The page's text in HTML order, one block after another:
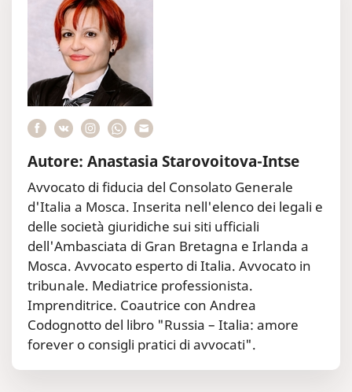
Autore: Anastasia Starovoitova-Intse
Avvocato di fiducia del Consolato Generale
d'Italia a Mosca. Inserita nell'elenco dei legali e
delle società giuridiche sui siti ufficiali
dell'Ambasciata di Gran Bretagna e Irlanda a
Mosca. Avvocato esperto di Italia. Avvocato in
tribunale. Mediatrice professionista.
Imprenditrice. Coautrice con Andrea
Codognotto del libro "Russia – Italia: amore
forever o consigli pratici di avvocati".